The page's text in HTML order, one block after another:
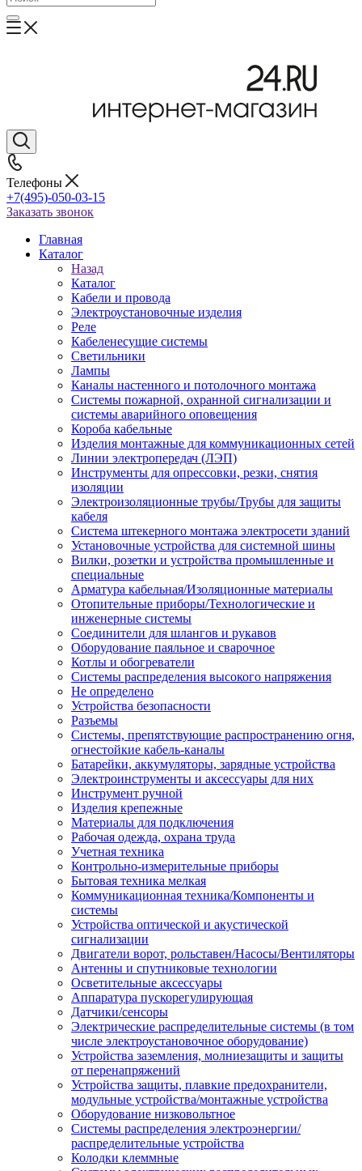
Телефоны
+7(495)-050-03-15
Заказать звонок
Главная
Каталог
Назад
Каталог
Кабели и провода
Электроустановочные изделия
Реле
Кабеленесущие системы
Светильники
Лампы
Каналы настенного и потолочного монтажа
Системы пожарной, охранной сигнализации и
системы аварийного оповещения
Короба кабельные
Изделия монтажные для коммуникационных сетей
Линии электропередач (ЛЭП)
Инструменты для опрессовки, резки, снятия
изоляции
Электроизоляционные трубы/Трубы для защиты
кабеля
Система штекерного монтажа электросети зданий
Установочные устройства для системной шины
Вилки, розетки и устройства промышленные и
специальные
Арматура кабельная/Изоляционные материалы
Отопительные приборы/Технологические и
инженерные системы
Соединители для шлангов и рукавов
Оборудование паяльное и сварочное
Котлы и обогреватели
Системы распределения высокого напряжения
Не определено
Устройства безопасности
Разъемы
Системы, препятствующие распространению огня,
огнестойкие кабель-каналы
Батарейки, аккумуляторы, зарядные устройства
Электроинструменты и аксессуары для них
Инструмент ручной
Изделия крепежные
Материалы для подключения
Рабочая одежда, охрана труда
Учетная техника
Контрольно-измерительные приборы
Бытовая техника мелкая
Коммуникационная техника/Компоненты и
системы
Устройства оптической и акустической
сигнализации
Двигатели ворот, рольставен/Насосы/Вентиляторы
Антенны и спутниковые технологии
Осветительные аксессуары
Аппаратура пускорегулирующая
Датчики/сенсоры
Электрические распределительные системы (в том
числе электроустановочное оборудование)
Устройства заземления, молниезащиты и защиты
от перенапряжений
Устройства защиты, плавкие предохранители,
модульные устройства/монтажные устройства
Оборудование низковольтное
Системы распределения электроэнергии/
распределительные устройства
Колодки клеммные